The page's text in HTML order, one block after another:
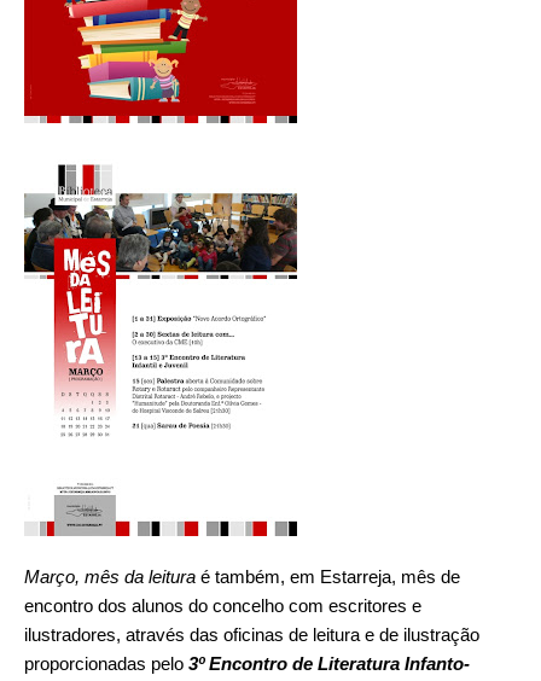
Março, mês da leitura é também, em Estarreja, mês de
encontro dos alunos do concelho com escritores e
ilustradores, através das oficinas de leitura e de ilustração
proporcionadas pelo 3º Encontro de Literatura Infanto-